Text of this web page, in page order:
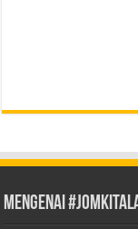
Mengenai